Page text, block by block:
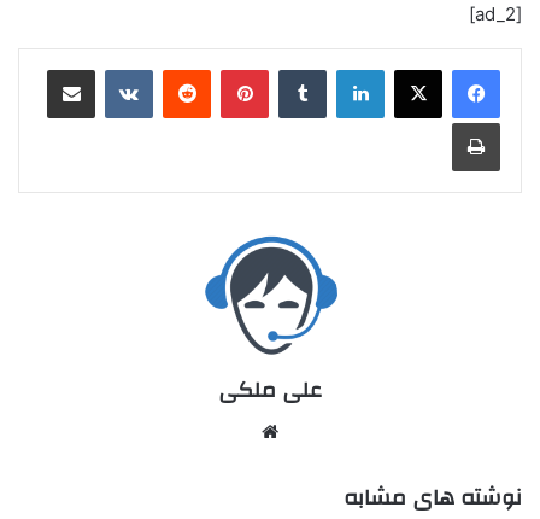
[ad_2]
علی ملکی
نوشته های مشابه